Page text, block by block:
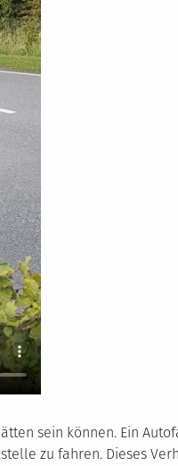
sein können. Ein
zu fahren. Dieses